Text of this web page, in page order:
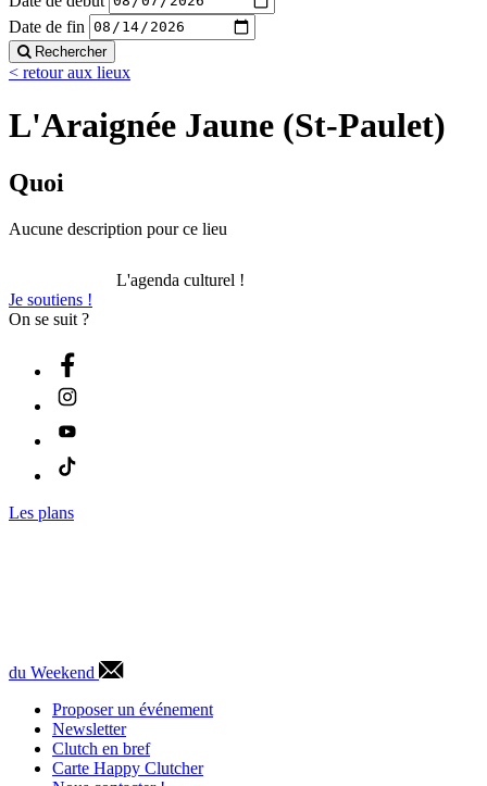
Date de fin
Rechercher
< retour aux lieux
L'Araignée Jaune (St-Paulet)
Quoi
Aucune description pour ce lieu
L'agenda culturel !
Je soutiens !
On se suit ?
Les plans
du Weekend
Proposer un événement
Newsletter
Clutch en bref
Carte Happy Clutcher